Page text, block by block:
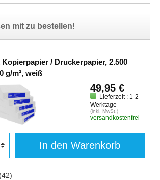
mit zu bestellen!
/ Druckerpapier, 2.500
g/m², weiß
49,95 €
Lieferzeit : 1-2
Werktage
(inkl. MwSt.)
versandkostenfrei
In den Warenkorb
(42)